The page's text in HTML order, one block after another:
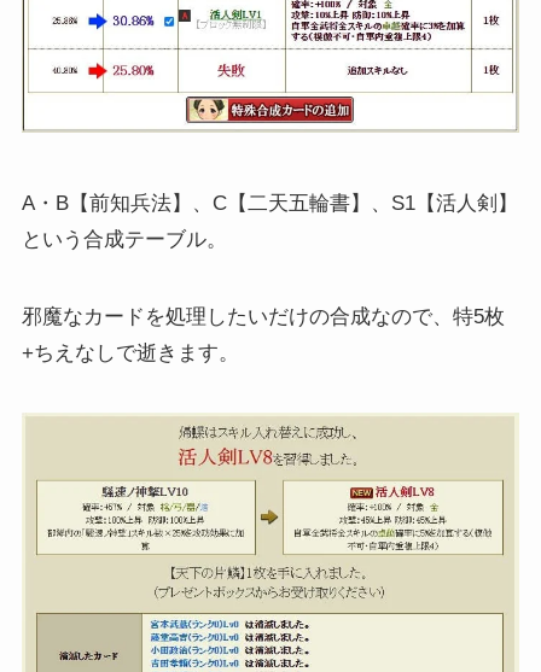
A・B【前知兵法】、C【二天五輪書】、S1【活人剣】
という合成テーブル。
邪魔なカードを処理したいだけの合成なので、特5枚
+ちえなしで逝きます。